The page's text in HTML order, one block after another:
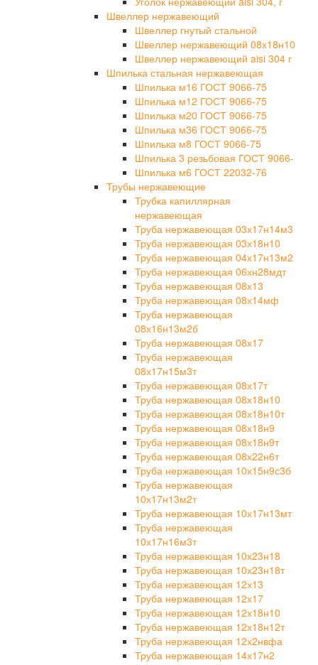
Швеллер нержавеющий
Швеллер гнутый стальной
Швеллер нержавеющий 08х18н10
Швеллер нержавеющий aisi 304 г
Шпилька стальная нержавеющая
Шпилька м16 ГОСТ 9066-75
Шпилька м12 ГОСТ 9066-75
Шпилька м20 ГОСТ 9066-75
Шпилька м36 ГОСТ 9066-75
Шпилька м8 ГОСТ 9066-75
Шпилька 3 резьбовая ГОСТ 9066-
Шпилька м6 ГОСТ 22032-76
Трубы нержавеющие
Трубка капиллярная
нержавеющая
Труба нержавеющая 03х17н14м3
Труба нержавеющая 03х18н10
Труба нержавеющая 04х17н13м2
Труба нержавеющая 06хн28мдт
Труба нержавеющая 08х13
Труба нержавеющая 08х14мф
Труба нержавеющая
08х16н13м2б
Труба нержавеющая 08х17
Труба нержавеющая
08х17н15м3т
Труба нержавеющая 08х17т
Труба нержавеющая 08х18н10
Труба нержавеющая 08х18н10т
Труба нержавеющая 08х18н9
Труба нержавеющая 08х18н9т
Труба нержавеющая 08х22н6т
Труба нержавеющая 10х15н9с3б
Труба нержавеющая
10х17н13м2т
Труба нержавеющая 10х17н13мт
Труба нержавеющая
10х17н16м3т
Труба нержавеющая 10х23н18
Труба нержавеющая 10х23н18т
Труба нержавеющая 12х13
Труба нержавеющая 12х17
Труба нержавеющая 12х18н10
Труба нержавеющая 12х18н12т
Труба нержавеющая 12х2нвфа
Труба нержавеющая 14х17н2